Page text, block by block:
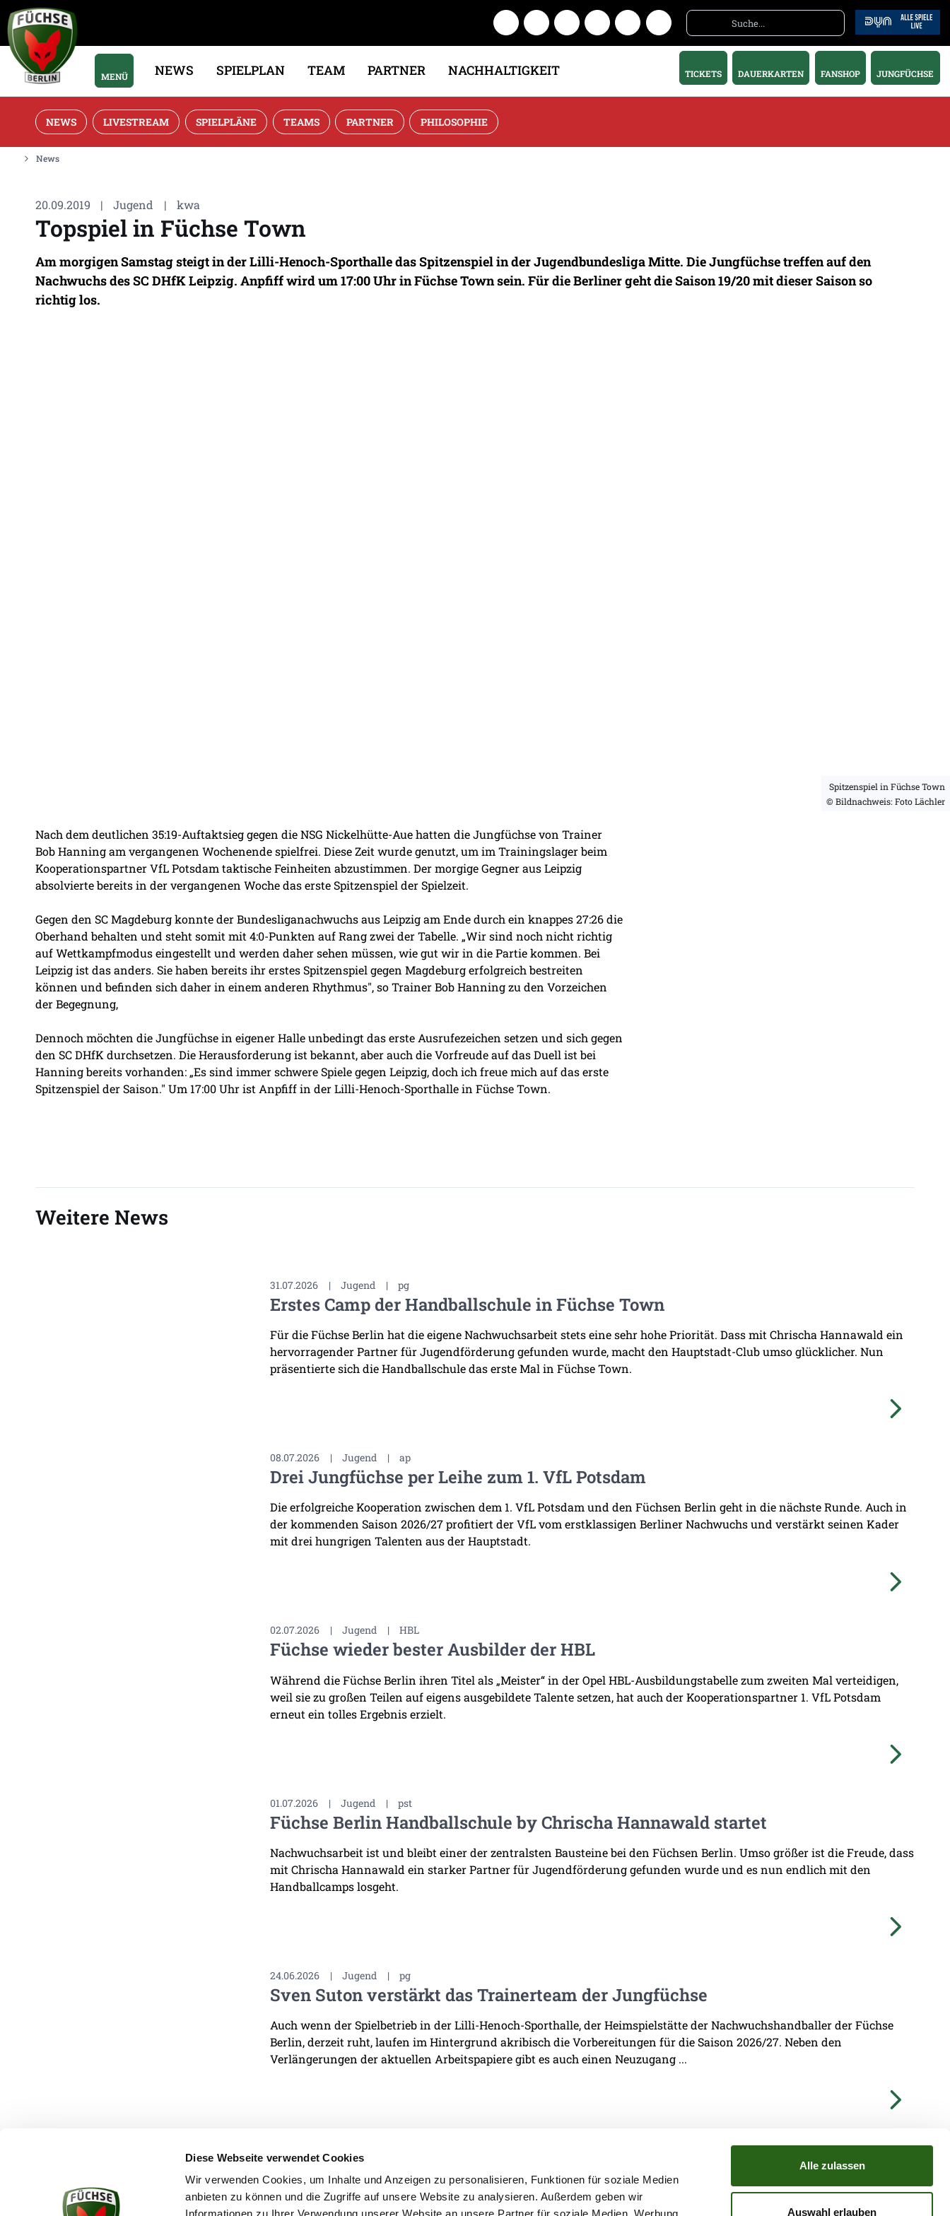
Diese Webseite verwendet Cookies
Wir verwenden Cookies, um Inhalte und Anzeigen zu personalisieren, Funktionen für soziale Medien
anbieten zu können und die Zugriffe auf unsere Website zu analysieren. Außerdem geben wir
Alle zulassen
Auswahl erlauben
MENÜ NEWS SPIELPLAN TEAM PARTNER NACHHALTIGKEIT TICKETS DAUERKARTEN FANSHOP JUNGFÜCHSE
NEWS LIVESTREAM SPIELPLÄNE TEAMS PARTNER PHILOSOPHIE
News
20.09.2019 | Jugend | kwa
Topspiel in Füchse Town
Am morgigen Samstag steigt in der Lilli-Henoch-Sporthalle das Spitzenspiel in der Jugendbundesliga Mitte. Die Jungfüchse treffen auf den
Nachwuchs des SC DHfK Leipzig. Anpfiff wird um 17:00 Uhr in Füchse Town sein. Für die Berliner geht die Saison 19/20 mit dieser Saison so
richtig los.
Spitzenspiel in Füchse Town
© Bildnachweis: Foto Lächler
Nach dem deutlichen 35:19-Auftaktsieg gegen die NSG Nickelhütte-Aue hatten die Jungfüchse von Trainer
Bob Hanning am vergangenen Wochenende spielfrei. Diese Zeit wurde genutzt, um im Trainingslager beim
Kooperationspartner VfL Potsdam taktische Feinheiten abzustimmen. Der morgige Gegner aus Leipzig
absolvierte bereits in der vergangenen Woche das erste Spitzenspiel der Spielzeit.
Gegen den SC Magdeburg konnte der Bundesliganachwuchs aus Leipzig am Ende durch ein knappes 27:26 die
Oberhand behalten und steht somit mit 4:0-Punkten auf Rang zwei der Tabelle. „Wir sind noch nicht richtig
auf Wettkampfmodus eingestellt und werden daher sehen müssen, wie gut wir in die Partie kommen. Bei
Leipzig ist das anders. Sie haben bereits ihr erstes Spitzenspiel gegen Magdeburg erfolgreich bestreiten
können und befinden sich daher in einem anderen Rhythmus", so Trainer Bob Hanning zu den Vorzeichen
der Begegnung,
Dennoch möchten die Jungfüchse in eigener Halle unbedingt das erste Ausrufezeichen setzen und sich gegen
den SC DHfK durchsetzen. Die Herausforderung ist bekannt, aber auch die Vorfreude auf das Duell ist bei
Hanning bereits vorhanden: „Es sind immer schwere Spiele gegen Leipzig, doch ich freue mich auf das erste
Spitzenspiel der Saison." Um 17:00 Uhr ist Anpfiff in der Lilli-Henoch-Sporthalle in Füchse Town.
Weitere News
31.07.2026 | Jugend | pg
Erstes Camp der Handballschule in Füchse Town
Für die Füchse Berlin hat die eigene Nachwuchsarbeit stets eine sehr hohe Priorität. Dass mit Chrischa Hannawald ein
hervorragender Partner für Jugendförderung gefunden wurde, macht den Hauptstadt-Club umso glücklicher. Nun
präsentierte sich die Handballschule das erste Mal in Füchse Town.
08.07.2026 | Jugend | ap
Drei Jungfüchse per Leihe zum 1. VfL Potsdam
Die erfolgreiche Kooperation zwischen dem 1. VfL Potsdam und den Füchsen Berlin geht in die nächste Runde. Auch in
der kommenden Saison 2026/27 profitiert der VfL vom erstklassigen Berliner Nachwuchs und verstärkt seinen Kader
mit drei hungrigen Talenten aus der Hauptstadt.
02.07.2026 | Jugend | HBL
Füchse wieder bester Ausbilder der HBL
Während die Füchse Berlin ihren Titel als „Meister“ in der Opel HBL-Ausbildungstabelle zum zweiten Mal verteidigen,
weil sie zu großen Teilen auf eigens ausgebildete Talente setzen, hat auch der Kooperationspartner 1. VfL Potsdam
erneut ein tolles Ergebnis erzielt.
01.07.2026 | Jugend | pst
Füchse Berlin Handballschule by Chrischa Hannawald startet
Nachwuchsarbeit ist und bleibt einer der zentralsten Bausteine bei den Füchsen Berlin. Umso größer ist die Freude, dass
mit Chrischa Hannawald ein starker Partner für Jugendförderung gefunden wurde und es nun endlich mit den
Handballcamps losgeht.
24.06.2026 | Jugend | pg
Sven Suton verstärkt das Trainerteam der Jungfüchse
Auch wenn der Spielbetrieb in der Lilli-Henoch-Sporthalle, der Heimspielstätte der Nachwuchshandballer der Füchse
Berlin, derzeit ruht, laufen im Hintergrund akribisch die Vorbereitungen für die Saison 2026/27. Neben den
Verlängerungen der aktuellen Arbeitspapiere gibt es auch einen Neuzugang ...
KONTAKT IMPRESSUM DATENSCHUTZ ATGB